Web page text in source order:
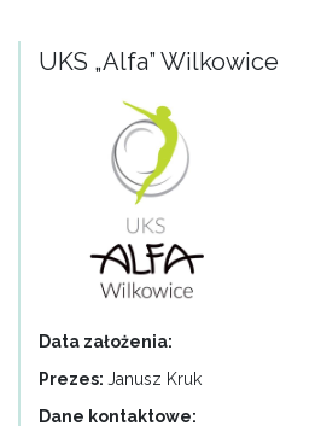
UKS „Alfa” Wilkowice
Data założenia:
Prezes: Janusz Kruk
Dane kontaktowe: